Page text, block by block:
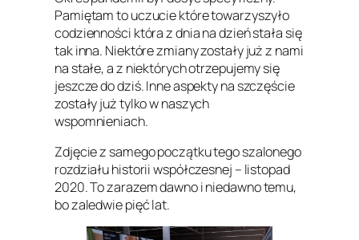
Pamiętam to uczucie które towarzyszyło
codzienności która z dnia na dzień stała się
tak inna. Niektóre zmiany zostały już z nami
na stałe, a z niektórych otrzepujemy się
jeszcze do dziś. Inne aspekty na szczęście
zostały już tylko w naszych
wspomnieniach.
Zdjęcie z samego początku tego szalonego
rozdziału historii współczesnej – listopad
2020. To zarazem dawno i niedawno temu,
bo zaledwie pięć lat.